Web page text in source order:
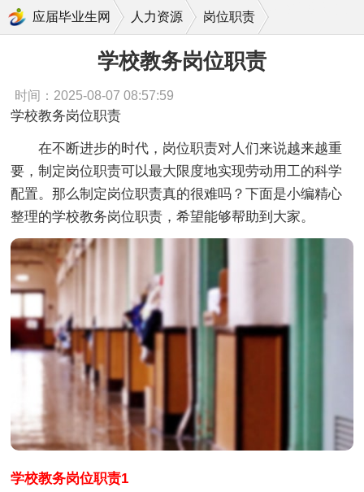
应届毕业生网 人力资源 岗位职责
学校教务岗位职责
时间：2025-08-07 08:57:59
学校教务岗位职责
在不断进步的时代，岗位职责对人们来说越来越重
要，制定岗位职责可以最大限度地实现劳动用工的科学
配置。那么制定岗位职责真的很难吗？下面是小编精心
整理的学校教务岗位职责，希望能够帮助到大家。
学校教务岗位职责1